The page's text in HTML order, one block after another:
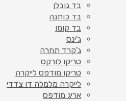
בד גובלן
בד כותנה
בד קומו
ג'ינס
ג'קרד תחרה
טריקו לורקס
טריקו מודפס לייקרה
לייקרה מלמלה דו צדדי
אריג מודפס